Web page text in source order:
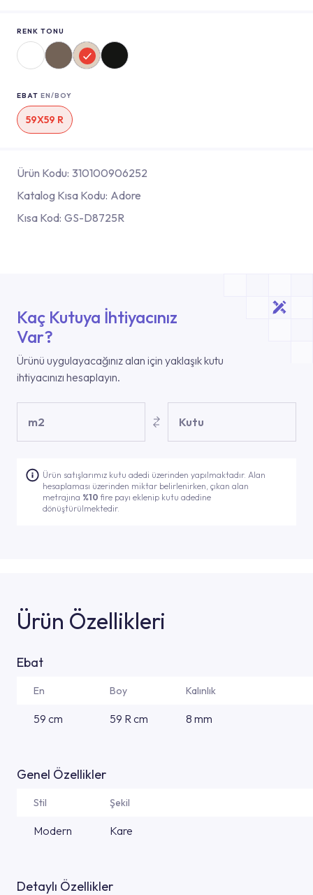
RENK TONU
EBAT EN/BOY
59X59 R
Ürün Kodu: 310100906252
Katalog Kısa Kodu: Adore
Kısa Kod: GS-D8725R
Kaç Kutuya İhtiyacınız
Var?
Ürünü uygulayacağınız alan için yaklaşık kutu
ihtiyacınızı hesaplayın.
m2 Kutu
Ürün satışlarımız kutu adedi üzerinden yapılmaktadır. Alan
hesaplaması üzerinden miktar belirlenirken, çıkan alan
metrajına %10fire payı eklenip kutu adedine
dönüştürülmektedir.
Ürün Özellikleri
Ebat
En Boy Kalınlık
59 cm 59 R cm 8 mm
Genel Özellikler
Stil Şekil
Modern Kare
Detaylı Özellikler